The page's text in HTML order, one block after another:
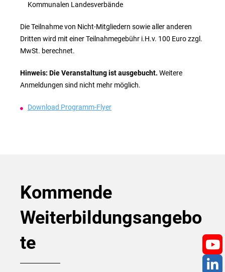
Kommunalen Landesverbände
Die Teilnahme von Nicht-Mitgliedern sowie aller anderen
Dritten wird mit einer Teilnahmegebühr i.H.v. 100 Euro zzgl.
MwSt. berechnet.
Hinweis: Die Veranstaltung ist ausgebucht. Weitere
Anmeldungen sind nicht mehr möglich.
Download Programm-Flyer
Kommende
Weiterbildungsangebo
te